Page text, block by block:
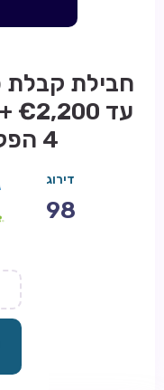
4 הפקדות ראשונות
דירוג
98